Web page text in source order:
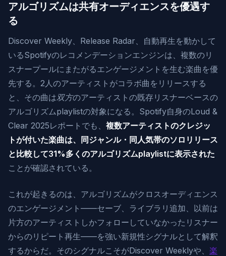
アルゴリズムは共有オーディエンスを優遇す
る
Discover Weekly、Release Radar、自動再生を動かして
いるSpotifyのレコメンデーションエンジンは、複数のリ
スナープールにまたがるエンゲージメントを生む楽曲を優
先する。2人のアーティストがコラボ曲をリリースする
と、その曲は双方のアーティストの既存リスナーベースの
アルゴリズムplaylistの対象になる。Spotify自身のLoud &
Clear 2025レポートでも、 複数アーティストのクレジッ
トが付いた楽曲は、同ジャンル・同人気帯のソロリリース
と比較して31%多くのアルゴリズムplaylistに表示された
ことが確認されている。
これが起きるのは、アルゴリズムがクロスオーディエンス
のエンゲージメント——セーブ、ライブラリ追加、以前は
片方のアーティストしかフォローしていなかったリスナー
からのリピート再生——を強い新規性シグナルとして解釈
するからだ。そのシグナルこそがDiscover Weeklyや、 楽